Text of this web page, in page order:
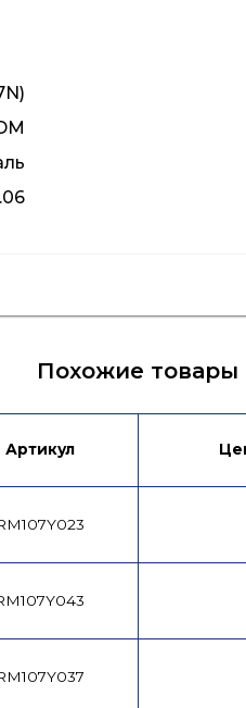
Похожие товары
Артикул